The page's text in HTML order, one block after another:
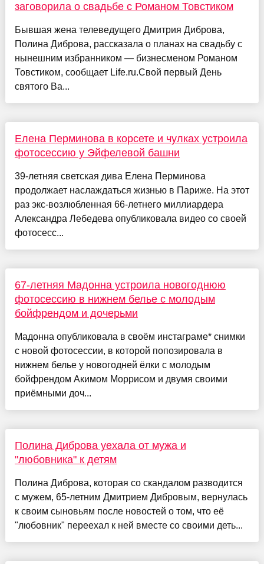
заговорила о свадьбе с Романом Товстиком
Бывшая жена телеведущего Дмитрия Диброва,
Полина Диброва, рассказала о планах на свадьбу с
нынешним избранником — бизнесменом Романом
Товстиком, сообщает Life.ru.Свой первый День
святого Ва...
Елена Перминова в корсете и чулках устроила
фотосессию у Эйфелевой башни
39-летняя светская дива Елена Перминова
продолжает наслаждаться жизнью в Париже. На этот
раз экс-возлюбленная 66-летнего миллиардера
Александра Лебедева опубликовала видео со своей
фотосесс...
67-летняя Мадонна устроила новогоднюю
фотосессию в нижнем белье с молодым
бойфрендом и дочерьми
Мадонна опубликовала в своём инстаграме* снимки
с новой фотосессии, в которой попозировала в
нижнем белье у новогодней ёлки с молодым
бойфрендом Акимом Моррисом и двумя своими
приёмными доч...
Полина Диброва уехала от мужа и
"любовника" к детям
Полина Диброва, которая со скандалом разводится
с мужем, 65-летним Дмитрием Дибровым, вернулась
к своим сыновьям после новостей о том, что её
"любовник" переехал к ней вместе со своими деть...